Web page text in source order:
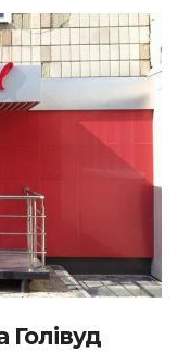
Голівуд